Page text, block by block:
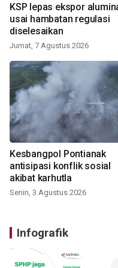
KSP lepas ekspor
usai hambatan regulasi
diselesaikan
Jumat, 7 Agustus 2026
Kesbangpol Pontianak
antisipasi konflik sosial
akibat karhutla
Senin, 3 Agustus 2026
Infografik